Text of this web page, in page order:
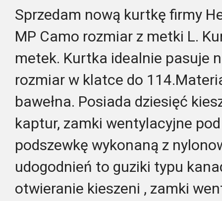
Sprzedam nową kurtkę firmy
MP Camo rozmiar z metki L.
metek. Kurtka idealnie pasuje
rozmiar w klatce do
bawełna. Posiada dziesięć
kaptur, zamki wentylacyjne
podszewkę wykonaną z
udogodnień to guziki typu
otwieranie kieszeni , zamki